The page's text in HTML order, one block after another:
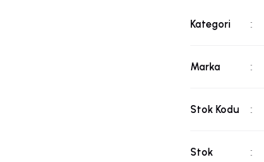
Kategori
Marka
Stok Kodu
Stok